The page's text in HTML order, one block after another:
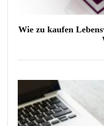
Wie zu kaufen